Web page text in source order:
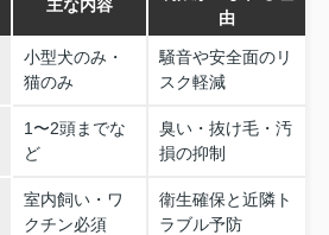
主な内容
由
小型犬のみ・
猫のみ
騒音や安全面のリ
スク軽減
1〜2頭までな
ど
臭い・抜け毛・汚
損の抑制
室内飼い・ワ
クチン必須
衛生確保と近隣ト
ラブル予防